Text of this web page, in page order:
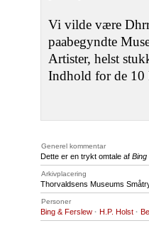
Vi vilde være
paabegyndte
Artister, helst
Indhold for de 10
Generel kommentar
Dette er en trykt omtale af Bing
Arkivplacering
Thorvaldsens Museums
Personer
Bing & Ferslew · H.P. Holst ·